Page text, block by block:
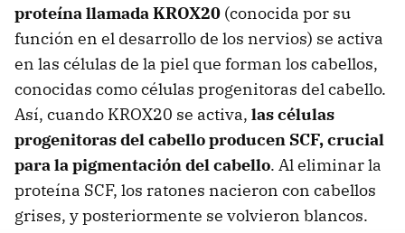
proteína llamada KROX20 (conocida por su
función en el desarrollo de los nervios) se activa
en las células de la piel que forman los cabellos,
conocidas como células progenitoras del cabello.
Así, cuando KROX20 se activa, las células
progenitoras del cabello producen SCF, crucial
para la pigmentación del cabello. Al eliminar la
proteína SCF, los ratones nacieron con cabellos
grises, y posteriormente se volvieron blancos.